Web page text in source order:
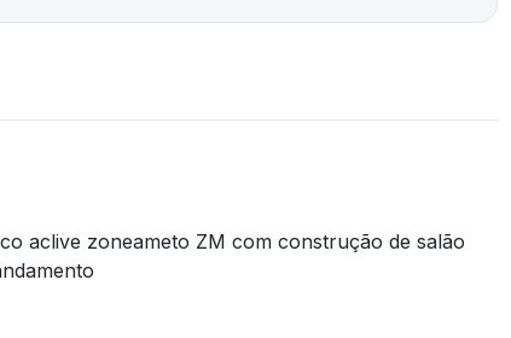
aclive zoneameto ZM com construção de salão